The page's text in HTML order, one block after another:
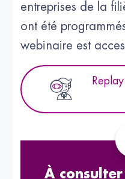
entreprises de la
ont été
webinaire est
À consulter